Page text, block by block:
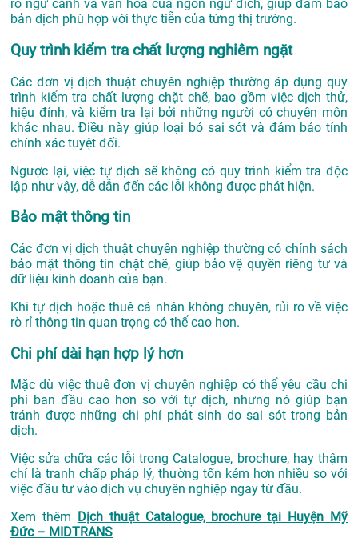
rõ ngữ cảnh và văn hóa của ngôn ngữ đích, giúp đảm bảo
bản dịch phù hợp với thực tiễn của từng thị trường.
Quy trình kiểm tra chất lượng nghiêm ngặt
Các đơn vị dịch thuật chuyên nghiệp thường áp dụng quy
trình kiểm tra chất lượng chặt chẽ, bao gồm việc dịch thử,
hiệu đính, và kiểm tra lại bởi những người có chuyên môn
khác nhau. Điều này giúp loại bỏ sai sót và đảm bảo tính
chính xác tuyệt đối.
Ngược lại, việc tự dịch sẽ không có quy trình kiểm tra độc
lập như vậy, dễ dẫn đến các lỗi không được phát hiện.
Bảo mật thông tin
Các đơn vị dịch thuật chuyên nghiệp thường có chính sách
bảo mật thông tin chặt chẽ, giúp bảo vệ quyền riêng tư và
dữ liệu kinh doanh của bạn.
Khi tự dịch hoặc thuê cá nhân không chuyên, rủi ro về việc
rò rỉ thông tin quan trọng có thể cao hơn.
Chi phí dài hạn hợp lý hơn
Mặc dù việc thuê đơn vị chuyên nghiệp có thể yêu cầu chi
phí ban đầu cao hơn so với tự dịch, nhưng nó giúp bạn
tránh được những chi phí phát sinh do sai sót trong bản
dịch.
Việc sửa chữa các lỗi trong Catalogue, brochure, hay thậm
chí là tranh chấp pháp lý, thường tốn kém hơn nhiều so với
việc đầu tư vào dịch vụ chuyên nghiệp ngay từ đầu.
Xem thêm
Dịch thuật Catalogue, brochure tại Huyện Mỹ
Đức – MIDTRANS